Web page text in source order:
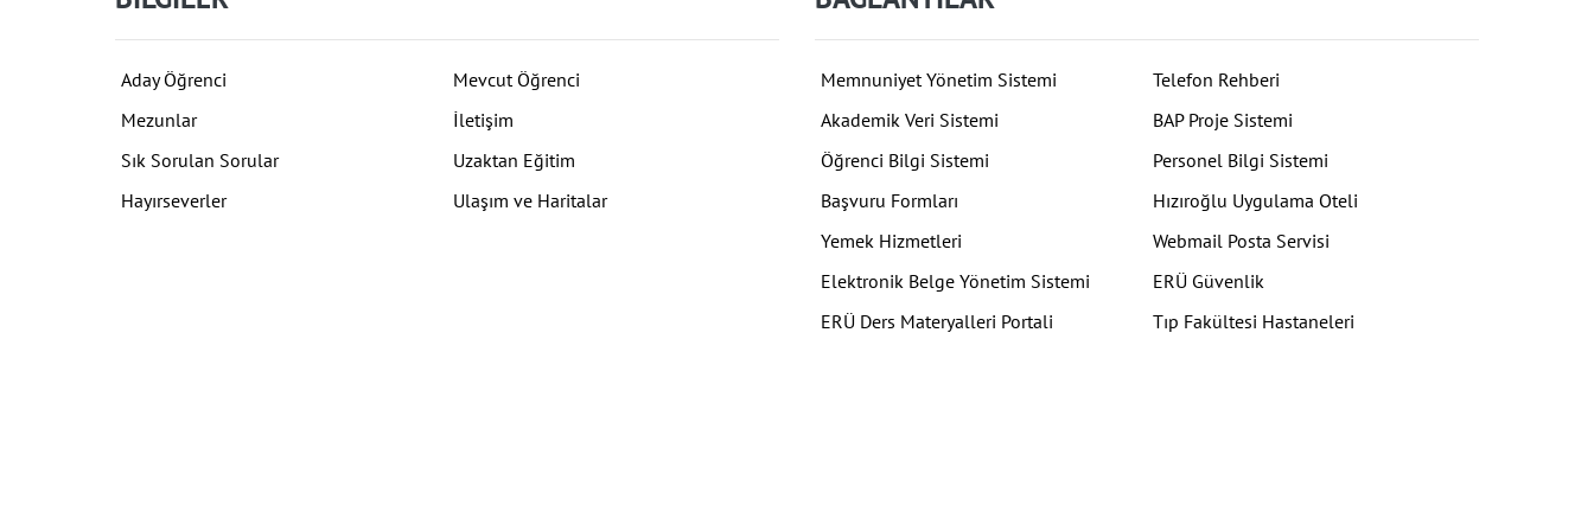
Aday Öğrenci
Mevcut Öğrenci
Mezunlar
İletişim
Sık Sorulan Sorular
Uzaktan Eğitim
Hayırseverler
Ulaşım ve Haritalar
Memnuniyet Yönetim Sistemi
Telefon Rehberi
Akademik Veri Sistemi
BAP Proje Sistemi
Öğrenci Bilgi Sistemi
Personel Bilgi Sistemi
Başvuru Formları
Hızıroğlu Uygulama Oteli
Yemek Hizmetleri
Webmail Posta Servisi
Elektronik Belge Yönetim Sistemi
ERÜ Güvenlik
ERÜ Ders Materyalleri Portali
Tıp Fakültesi Hastaneleri